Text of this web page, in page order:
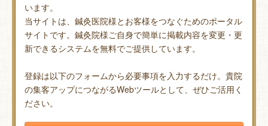
います。
当サイトは、鍼灸医院様とお客様をつなぐためのポータル
サイトです。鍼灸院様ご自身で簡単に掲載内容を変更・更
新できるシステムを無料でご提供しています。
登録は以下のフォームから必要事項を入力するだけ。貴院
の集客アップにつながるWebツールとして、ぜひご活用く
ださい。